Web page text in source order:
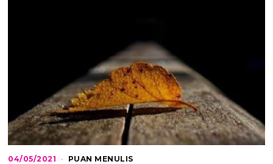
04/05/2021 0
PUAN MENULIS